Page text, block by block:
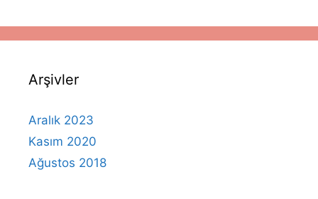
Arşivler
Aralık 2023
Kasım 2020
Ağustos 2018